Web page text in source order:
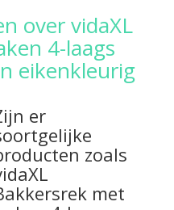
over vidaXL
4-laags
eikenkleurig
er
zoals
met